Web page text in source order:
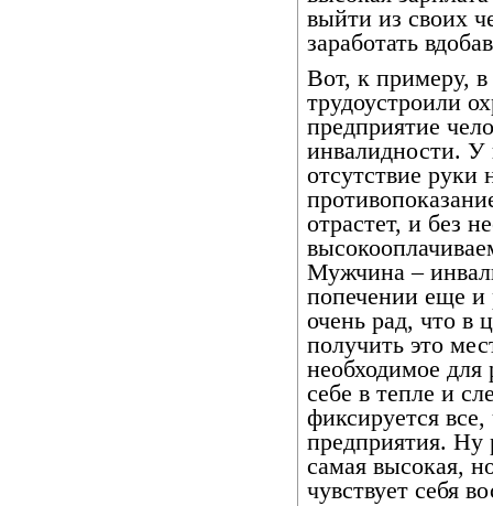
выйти из своих
заработать
Вот, к примеру,
трудоустроили
предприятие
инвалидности. У
отсутствие руки
отрастет, и без
Мужчина –
попечении еще и
очень рад, что в
получить это
необходимое для
себе в тепле и
фиксируется
предприятия. Ну
самая высокая,
чувствует себя